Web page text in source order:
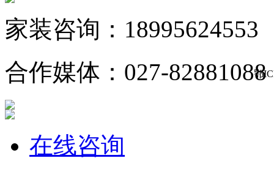
家装咨询：18995624553
合作媒体：027-82881088
鄂
在线咨询